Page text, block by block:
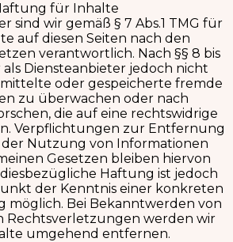
für Inhalte
sind wir gemäß § 7 Abs.1 TMG für
auf diesen Seiten nach den
verantwortlich. Nach §§ 8 bis
als Diensteanbieter jedoch nicht
oder gespeicherte fremde
zu überwachen oder nach
die auf eine rechtswidrige
Verpflichtungen zur Entfernung
Nutzung von Informationen
Gesetzen bleiben hiervon
Haftung ist jedoch
der Kenntnis einer konkreten
möglich. Bei Bekanntwerden von
Rechtsverletzungen werden wir
umgehend entfernen.